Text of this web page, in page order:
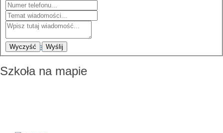
Wyczyść Wyślij
Szkoła na mapie